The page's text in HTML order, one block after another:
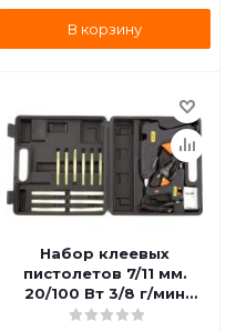
В корзину
Набор клеевых
пистолетов 7/11 мм.
20/100 Вт 3/8 г/мин
Sparta 93038